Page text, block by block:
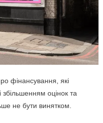
фінансування, які
збільшенням оцінок та
не бути винятком.